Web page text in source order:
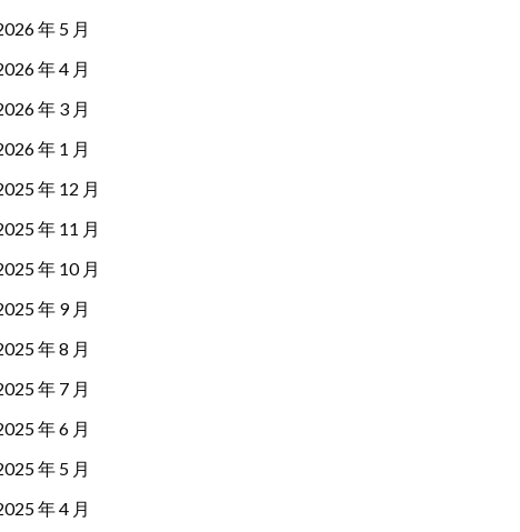
年 5 月
年 4 月
年 3 月
年 1 月
年 12 月
年 11 月
年 10 月
年 9 月
年 8 月
年 7 月
年 6 月
年 5 月
年 4 月